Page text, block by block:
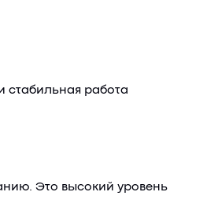
стабильная работа
Это высокий уровень